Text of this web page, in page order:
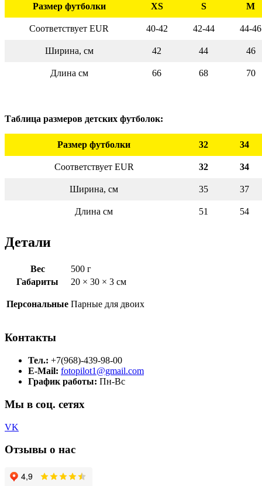
Размер футболки XS S M
Соответствует EUR 40-42 42-44 44-46
Ширина, см 42 44 46
Длина см 66 68 70
Таблица размеров детских футболок:
Размер футболки 32 34
Соответствует EUR 32 34
Ширина, см 35 37
Длина см 51 54
Детали
Вес
500 г
Габариты
20 × 30 × 3 см
Персональные Парные для двоих
Контакты
Тел.: +7(968)-439-98-00
E-Mail: fotopilot1@gmail.com
График работы: Пн-Вс
Мы в соц. сетях
VK
Отзывы о нас